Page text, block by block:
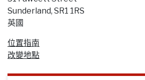
Sunderland, SR1 1RS
英國
位置指南
改變地點